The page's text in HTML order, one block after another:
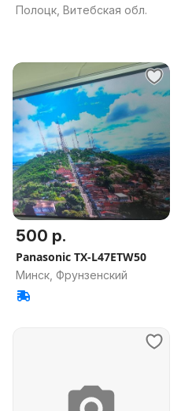
Полоцк, Витебская обл.
500 р.
Panasonic TX-L47ETW50
Минск, Фрунзенский